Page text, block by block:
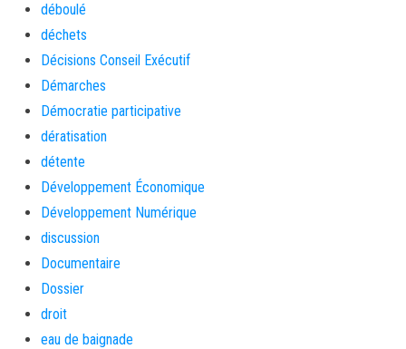
déboulé
déchets
Décisions Conseil Exécutif
Démarches
Démocratie participative
dératisation
détente
Développement Économique
Développement Numérique
discussion
Documentaire
Dossier
droit
eau de baignade